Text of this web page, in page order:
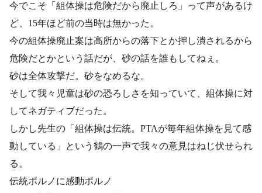
今でこそ「組体操は危険だから廃止しろ」って声があるけ
ど、15年ほど前の当時は無かった。
今の組体操廃止案は高所からの落下とか押し潰されるから
危険だとかという話だが、砂の話を誰もしてねぇ。
砂は全体攻撃だ。砂をなめるな。
そして我々児童は砂の恐ろしさを知っていて、組体操に対
してネガティブだった。
しかし先生の「組体操は伝統。PTAが毎年組体操を見て感
動している」という鶴の一声で我々の意見はねじ伏せられ
る。
伝統ポルノに感動ポルノ